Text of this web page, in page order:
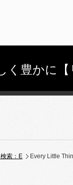
く豊かに
索：E Every Little